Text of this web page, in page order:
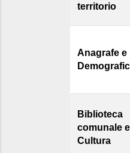
territorio
Anagrafe e
Biblioteca
comunale e
Cultura